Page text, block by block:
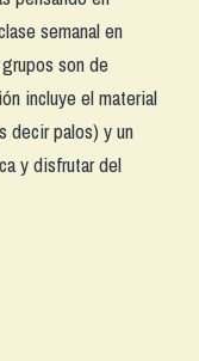
semanal en
son de
incluye el material
decir palos) y un
y disfrutar del